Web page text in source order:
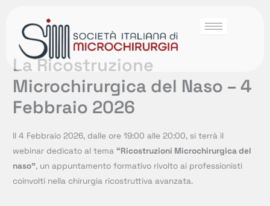
La Ricostruzione
Microchirurgica del Naso – 4
Febbraio 2026
Il 4 Febbraio 2026, dalle ore 19:00 alle 20:00, si terrà il
webinar dedicato al tema“Ricostruzioni Microchirurgica del
naso”, un appuntamento formativo rivolto ai professionisti
coinvolti nella chirurgia ricostruttiva avanzata.